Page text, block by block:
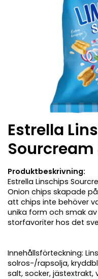
Estrella
Sourcream
Produktbeskrivning:
Estrella Linschips
Onion chips skapade
att chips inte behöver
unika form och smak
storfavoriter hos det
Innehållsförteckning:
solros-/rapsolja,
salt, socker, jästextrakt,